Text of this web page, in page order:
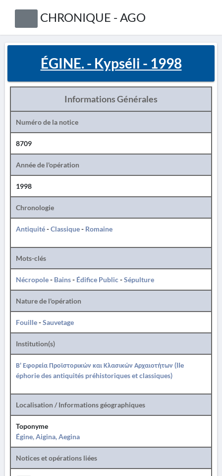
CHRONIQUE - AGO
ÉGINE. - Kypséli - 1998
Informations Générales
Numéro de la notice
8709
Année de l'opération
1998
Chronologie
Antiquité-Classique- Romaine
Mots-clés
Nécropole- Bains- Édifice Public-Sépulture
Nature de l'opération
Fouille-Sauvetage
Institution(s)
Β' Εφορεία Προϊστορικών και Κλασικών Αρχαιοτήτων (IIe
éphorie des antiquités préhistoriques et classiques)
Localisation / Informations géographiques
Toponyme
Égine, Aigina, Aegina
Notices et opérations liées